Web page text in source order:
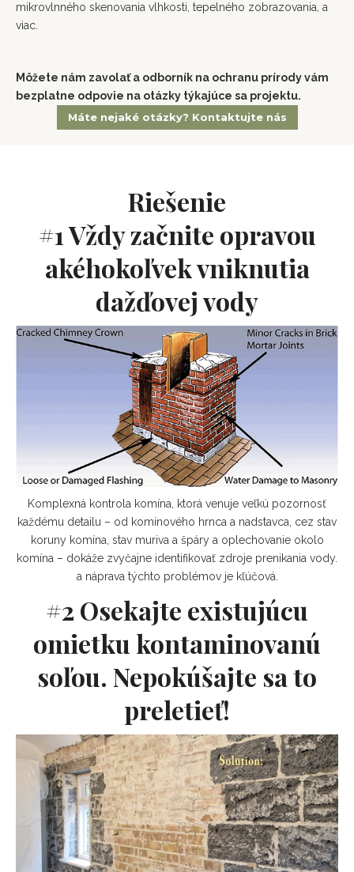
mikrovlnného skenovania vlhkosti, tepelného zobrazovania, a
viac.
Môžete nám zavolať a odborník na ochranu prírody vám
bezplatne odpovie na otázky týkajúce sa projektu.
Máte nejaké otázky? Kontaktujte nás
Riešenie
#1 Vždy začnite opravou
akéhokoľvek vniknutia
dažďovej vody
Komplexná kontrola komína, ktorá venuje veľkú pozornosť
každému detailu – od komínového hrnca a nadstavca, cez stav
koruny komína, stav muriva a špáry a oplechovanie okolo
komína – dokáže zvyčajne identifikovať zdroje prenikania vody.
a náprava týchto problémov je kľúčová.
#2 Osekajte existujúcu
omietku kontaminovanú
soľou. Nepokúšajte sa to
preletieť!